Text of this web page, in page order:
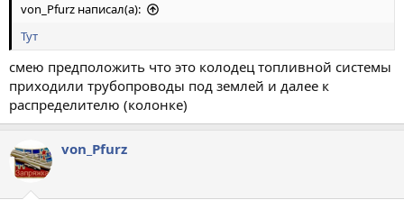
von_Pfurz написал(а):
Тут
смею предположить что это колодец топливной системы
приходили трубопроводы под землей и далее к
распределителю (колонке)
von_Pfurz